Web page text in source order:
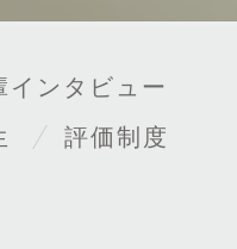
インタビュー
評価制度